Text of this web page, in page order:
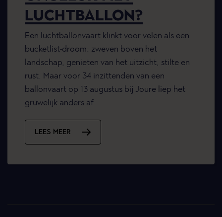
LUCHTBALLON?
Een luchtballonvaart klinkt voor velen als een
bucketlist-droom: zweven boven het
landschap, genieten van het uitzicht, stilte en
rust. Maar voor 34 inzittenden van een
ballonvaart op 13 augustus bij Joure liep het
gruwelijk anders af.
LEES MEER